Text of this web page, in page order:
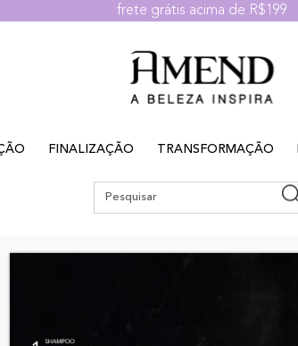
frete grátis acima de R$199
FINALIZAÇÃO TRANSFORMAÇÃO